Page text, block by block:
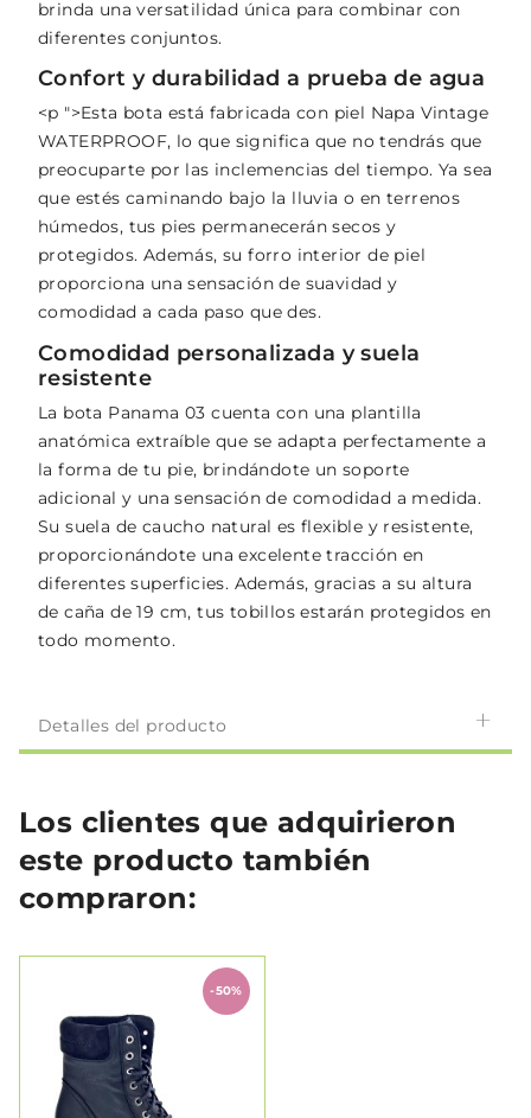
brinda una versatilidad única para combinar con
diferentes conjuntos.
Confort y durabilidad a prueba de agua
<p ">Esta bota está fabricada con piel Napa Vintage
WATERPROOF, lo que significa que no tendrás que
preocuparte por las inclemencias del tiempo. Ya sea
que estés caminando bajo la lluvia o en terrenos
húmedos, tus pies permanecerán secos y
protegidos. Además, su forro interior de piel
proporciona una sensación de suavidad y
comodidad a cada paso que des.
Comodidad personalizada y suela
resistente
La bota Panama 03 cuenta con una plantilla
anatómica extraíble que se adapta perfectamente a
la forma de tu pie, brindándote un soporte
adicional y una sensación de comodidad a medida.
Su suela de caucho natural es flexible y resistente,
proporcionándote una excelente tracción en
diferentes superficies. Además, gracias a su altura
de caña de 19 cm, tus tobillos estarán protegidos en
todo momento.
Detalles del producto
Los clientes que adquirieron
este producto también
compraron:
-50%